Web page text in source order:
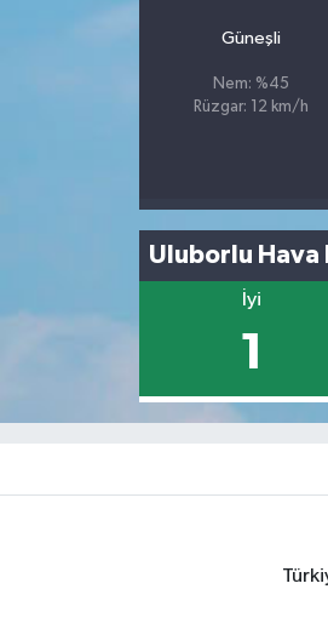
Güneşli
Nem: %45
Rüzgar: 12 km/h
Uluborlu Hava
İyi
1